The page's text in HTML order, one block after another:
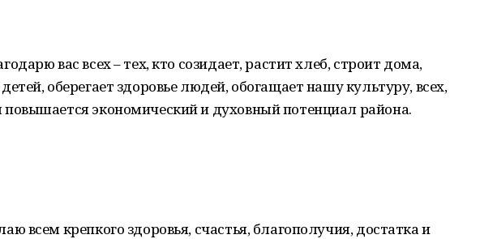
вас всех – тех, кто созидает, растит хлеб, строит дома,
оберегает здоровье людей, обогащает нашу культуру, всех,
экономический и духовный потенциал района.
всем крепкого здоровья, счастья, благополучия, достатка и